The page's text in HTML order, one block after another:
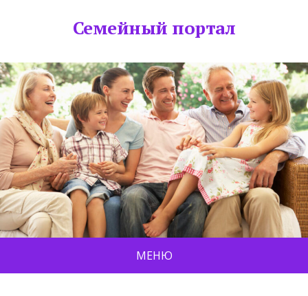
Семейный портал
МЕНЮ